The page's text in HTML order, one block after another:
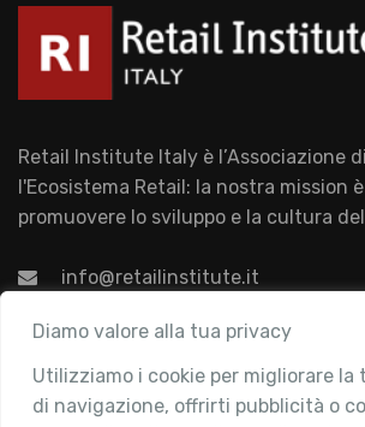
Diamo valore alla tua privacy
Utilizziamo i cookie per migliorare la
di navigazione, offrirti pubblicità o
Retail Institute Italy è l’Associazione
l'Ecosistema Retail: la nostra mission
promuovere lo sviluppo e la cultura
info@retailinstitute.it
Associazione
Chi siamo
Attività